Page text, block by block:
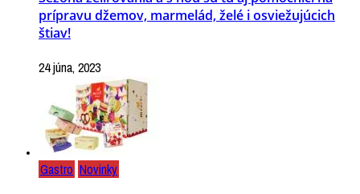
prípravu džemov, marmelád, želé i osviežujúcich
štiav!
24 júna, 2023
Gastro Novinky